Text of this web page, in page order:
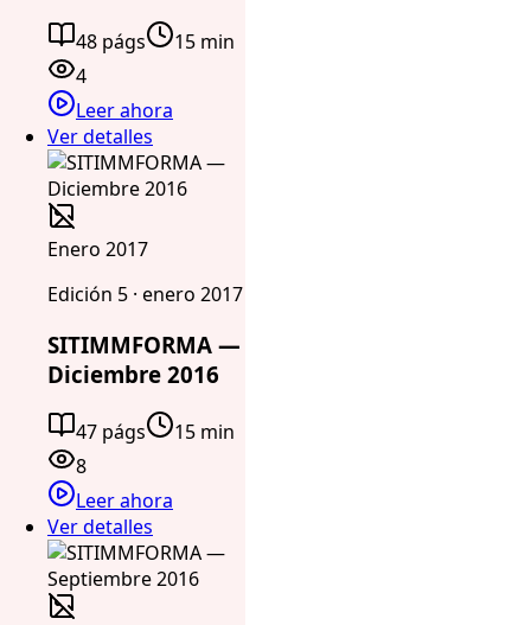
48 págs
15 min
4
Leer ahora
Ver detalles
Enero 2017
Edición 5 · enero 2017
SITIMMFORMA —
Diciembre 2016
47 págs
15 min
8
Leer ahora
Ver detalles